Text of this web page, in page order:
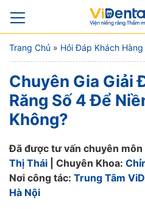
Trang Chủ » Hỏi Đáp Khách Hàng
Chuyên Gia Giải
Răng Số 4 Để
Không?
Đã được tư vấn chuyên môn
Thị Thái | Chuyên Khoa:
Nơi công tác: Trung Tâm
Hà Nội